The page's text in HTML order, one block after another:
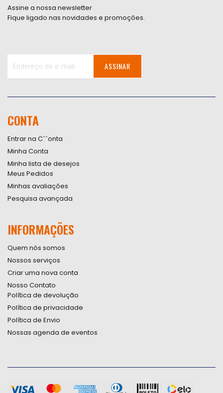
Assine a nossa newsletter
Fique ligado nas novidades e promoções.
Newsletter:
ASSINAR
CONTA
Entrar na C``onta
Minha Conta
Minha lista de desejos
Meus Pedidos
Minhas avaliações
Pesquisa avançada
INFORMAÇÕES
Quem nós somos
Nossos serviços
Criar uma nova conta
Nosso Contato
Política de devolução
Política de privacidade
Política de Envio
Nossas agenda de eventos